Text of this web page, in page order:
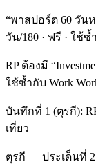
“พาสปอร์ต 60 วันห
วัน/180 · ฟรี · ใช้ซ้
RP ต้องมี
ใช้ซ้ำกับ Work
บันทึกที่ 1 (ตุรกี):
เที่ยว
ตุรกี — ประเด็นที่